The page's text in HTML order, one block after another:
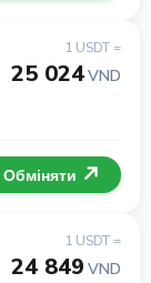
1 USDT =
25 024VND
Обміняти
1 USDT =
24 849 VND